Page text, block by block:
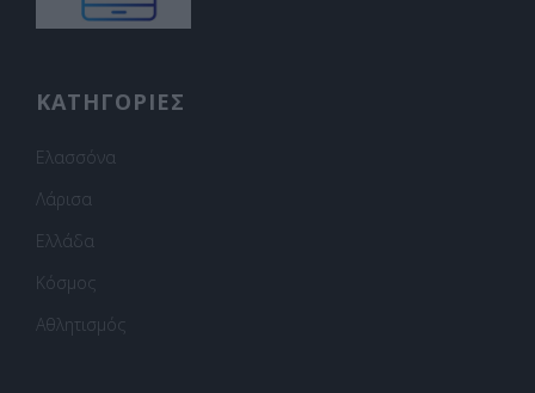
ΚΑΤΗΓΟΡΙΕΣ
Ελασσόνα
Λάρισα
Ελλάδα
Κόσμος
Αθλητισμός